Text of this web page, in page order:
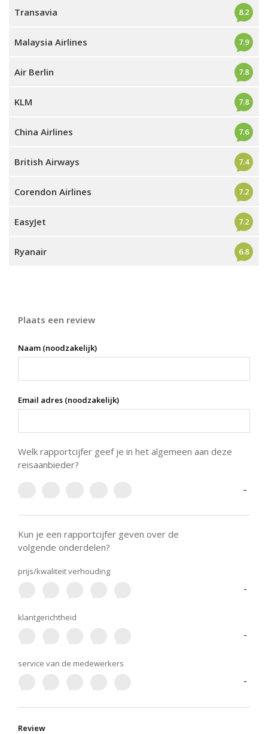
Transavia 8.2
Malaysia Airlines 7.9
Air Berlin 7.8
KLM 7.8
China Airlines 7.6
British Airways 7.4
Corendon Airlines 7.2
EasyJet 7.2
Ryanair 6.8
Plaats een review
Naam (noodzakelijk)
Email adres (noodzakelijk)
Welk rapportcijfer geef je in het algemeen aan deze
reisaanbieder?
-
Kun je een rapportcijfer geven over de
volgende onderdelen?
prijs/kwaliteit verhouding
-
klantgerichtheid
-
service van de medewerkers
-
Review